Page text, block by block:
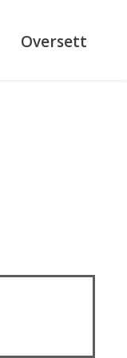
Oversett